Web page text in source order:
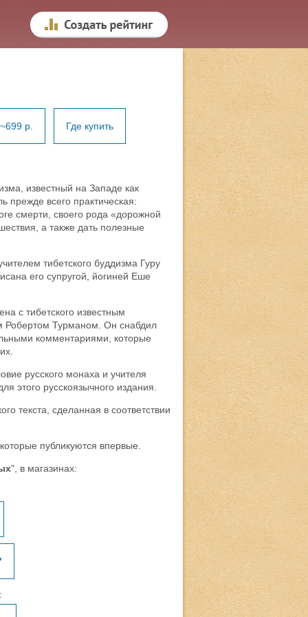
р. Где купить
известный на Западе как
прежде всего практическая:
смерти, своего рода «дорожной
а также дать полезные
тибетского буддизма Гуру
его супругой, йогиней Еше
с тибетского известным
Робертом Турманом. Он снабдил
комментариями, которые
русского монаха и учителя
этого русскоязычного издания.
текста, сделанная в соответствии
публикуются впервые.
", в магазинах: